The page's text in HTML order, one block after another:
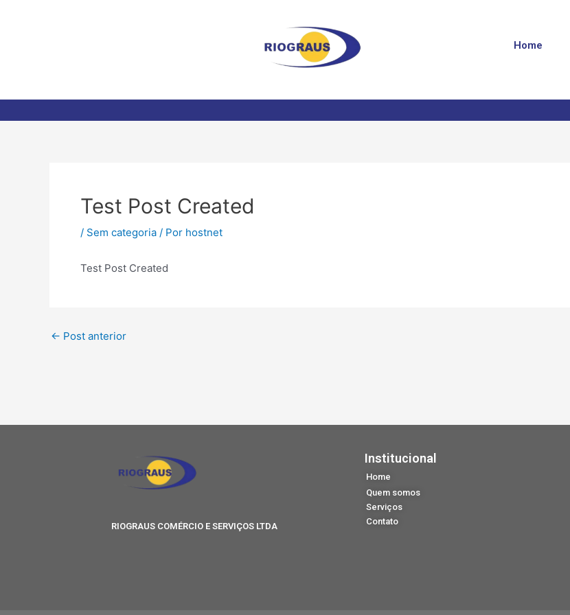
Home
Test Post Created
/ Sem categoria / Por hostnet
Test Post Created
← Post anterior
RIOGRAUS COMÉRCIO E SERVIÇOS LTDA
Institucional
Home
Quem somos
Serviços
Contato